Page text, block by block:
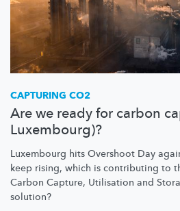
CAPTURING CO2
Are we ready for carbon
Luxembourg)?
Luxembourg hits Overshoot Day
keep rising, which is contributing to
Carbon Capture, Utilisation and
solution?